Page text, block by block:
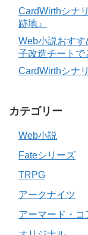
CardWirthシナ
跡地』
Web小説おす
子改造チートで
CardWirthシナ
カテゴリー
Web小説
Fateシリーズ
TRPG
アークナイツ
アーマード・コ